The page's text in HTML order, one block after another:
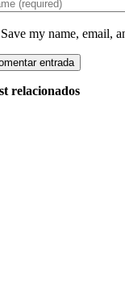
Save my name, email,
relacionados